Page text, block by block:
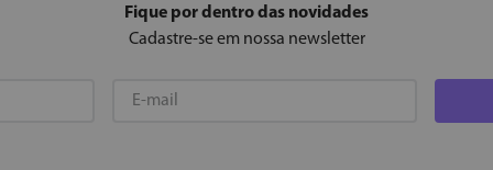
o colágeno e restaura a radiância da pele fadigada.
Fique por dentro das novidades
Cadastre-se em nossa newsletter